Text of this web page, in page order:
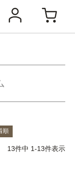
順
13件中 1-13件表示